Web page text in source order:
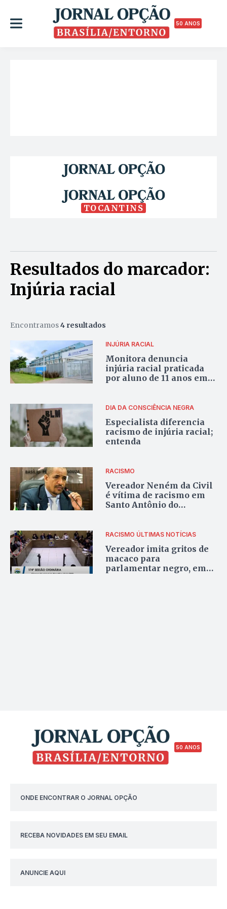
50 ANOS
TOCANTINS
Resultados do marcador:
Injúria racial
Encontramos4 resultados
INJÚRIA RACIAL
Monitora denuncia
injúria racial praticada
por aluno de 11 anos em
DIA DA CONSCIÊNCIA NEGRA
Especialista diferencia
racismo de injúria racial;
entenda
RACISMO
Vereador Neném da Civil
é vítima de racismo em
Santo Antônio do
RACISMO ÚLTIMAS NOTÍCIAS
Vereador imita gritos de
macaco para
parlamentar negro, em
50 ANOS
ONDE ENCONTRAR O JORNAL OPÇÃO
RECEBA NOVIDADES EM SEU EMAIL
ANUNCIE AQUI